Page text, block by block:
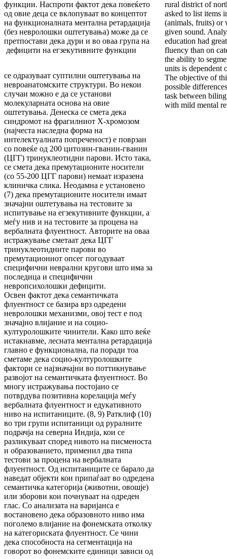
rural district of
asked to list items
(animals, fruits) or
given sound.
education had
fluency than on
the ability to
units is dependent
The objective of
possible
task between
with mild mental
функции. Наспроти фактот дека повеќето
од овие деца се вклопуваат во концептот
на функционалната ментална ретардација
(без невролошки оштетувања) може да се
претпостави дека дури и во оваа група на
дефицити на егзекутивните функции
се одразуваат суптилни оштетувања на
невроанатомските структури. Во некои
случаи можно е да се установи
молекуларната основа на овие
оштетувања. Денеска се смета дека
синдромот на фрагилниот Х-хромозом
(најчеста наследна форма на
интелектуалната попреченост) е поврзан
со повеќе од 200 цитозин-гванин-гванин
(ЦГГ) тринуклеотидни парови. Исто така,
се смета дека премутационите носители
(со 55-200 ЦГГ парови) немаат изразена
клиничка слика. Неодамна е установено
(7) дека премутационите носители имаат
значајни оштетувања на тестовите за
испитување на егзекутивните функции, а
меѓу нив и на тестовите за процена на
вербалната флуентност. Авторите на оваа
истражување сметаат дека ЦГГ
тринуклеотидните парови во
премутациониот опсег погодуваат
специфични неврални кругови што има за
последица и специфични
невропсихолошки дефицити.
Освен фактот дека семантичката
флуентност се базира врз одредени
невролошки механизми, овој тест е под
значајно влијание и на социо-
културолошките чинители. Како што веќе
истакнавме, лесната ментална ретардација
главно е функционална, па поради тоа
сметаме дека социо-културолошките
фактори се најзначајни во поттикнување
развојот на семантичката флуентност. Во
многу истражувања постојано се
потврдува позитивна корелација меѓу
вербалната флуентност и едукативното
ниво на испитаниците. (8, 9) Ратклиф (10)
во три групи испитаници од руралните
подрачја на северна Индија, кои се
разликуваат според нивото на писменоста
и образованието, применил два типа
тестови за процена на вербалната
флуентност. Од испитаниците се барало да
наведат објекти кои припаѓаат во одредена
семантичка категорија (животни, овошје)
или зборови кои почнуваат на одреден
глас. Со анализата на варијанса е
востановено дека образовното ниво има
поголемо влијание на фонемската отколку
на категориската флуентност. Се чини
дека способноста на сегментација на
говорот во фонемските единици зависи од